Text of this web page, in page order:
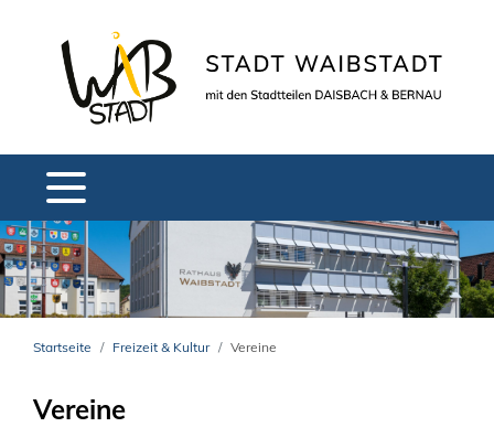
Startseite Freizeit & Kultur Vereine
Vereine